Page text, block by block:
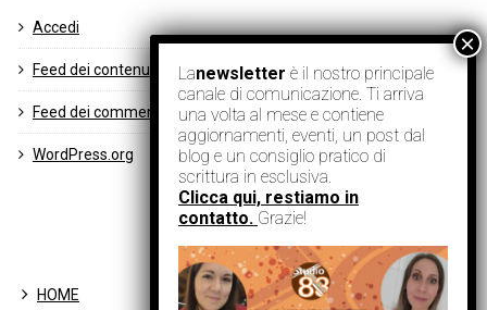
Accedi
Feed dei contenuti
Feed dei commenti
WordPress.org
HOME
Lanewsletter è il nostro principale
canale di comunicazione. Ti arriva
una volta al mese e contiene
aggiornamenti, eventi, un post dal
blog e un consiglio pratico di
scrittura in esclusiva.
Clicca qui, restiamo in
contatto. Grazie!